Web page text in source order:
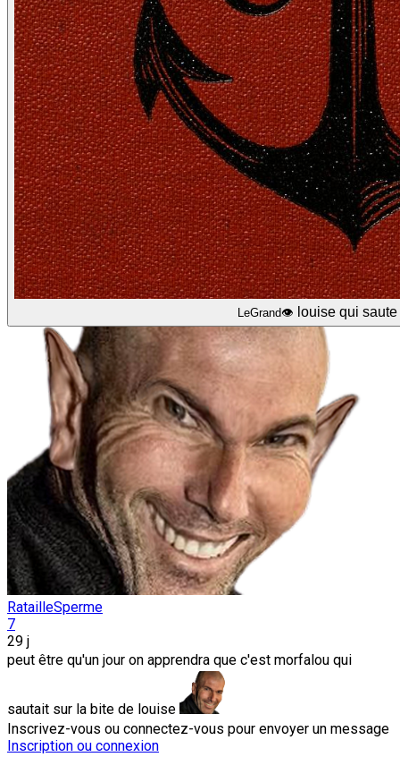
LeGrand👁️ louise qui
RatailleSperme
7
29 j
peut être qu'un jour on apprendra que c'est morfalou qui
sautait sur la bite de louise
Inscrivez-vous ou connectez-vous pour envoyer un message
Inscription ou connexion